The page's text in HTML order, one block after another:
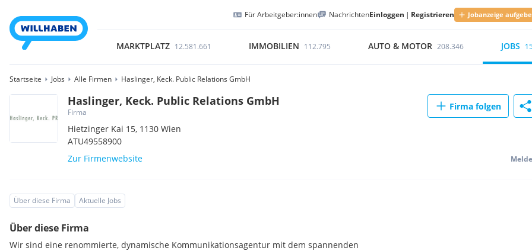
Für Arbeitgeber:innen NachrichtenEinloggen | Registrieren Jobanzeige
MARKTPLATZ 12.581.661 IMMOBILIEN 112.795 AUTO & MOTOR 208.346 JOBS
Startseite Jobs Alle Firmen Haslinger, Keck. Public Relations GmbH
Haslinger, Keck. Public Relations GmbH
Firma
Hietzinger Kai 15, 1130Wien
ATU49558900
Zur Firmenwebsite
Firma folgen
Über diese Firma Aktuelle Jobs
Über diese Firma
Wir sind eine renommierte, dynamische Kommunikationsagentur mit dem spannenden